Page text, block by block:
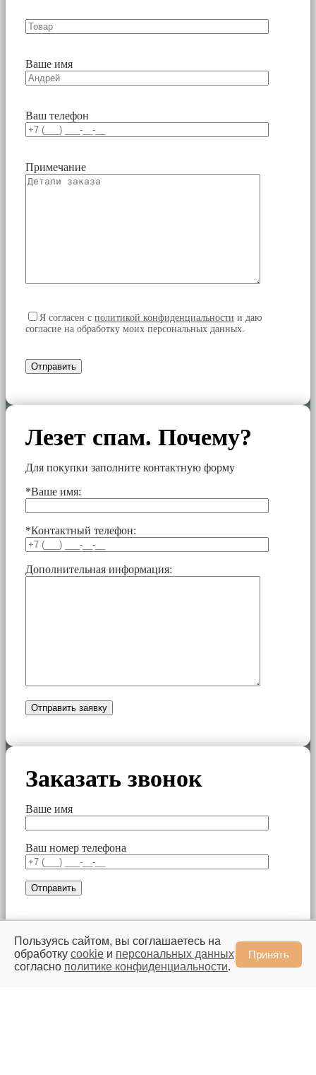
Пользуясь сайтом, вы соглашаетесь на
обработку cookie и персональных данных
согласно политике конфиденциальности.
Принять
Ваше имя
Ваш телефон
Примечание
Я согласен с политикой конфиденциальности и даю
согласие на обработку моих персональных данных.
Лезет спам. Почему?
Для покупки заполните контактную форму
*Ваше имя:
*Контактный телефон:
Дополнительная информация:
Заказать звонок
Ваше имя
Ваш номер телефона
Our Spring Sale Has